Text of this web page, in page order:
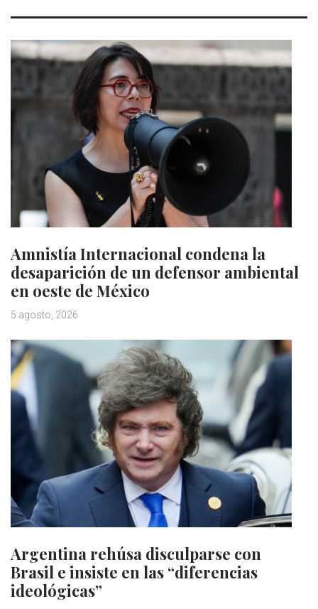
Amnistía Internacional condena la
desaparición de un defensor ambiental
en oeste de México
5 agosto, 2026
Argentina rehúsa disculparse con
Brasil e insiste en las “diferencias
ideológicas”